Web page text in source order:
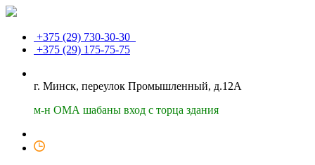
+375 (29) 730-30-30
+375 (29) 175-75-75
г. Минск, переулок Промышленный, д.12А
м-н ОМА шабаны вход с торца здания